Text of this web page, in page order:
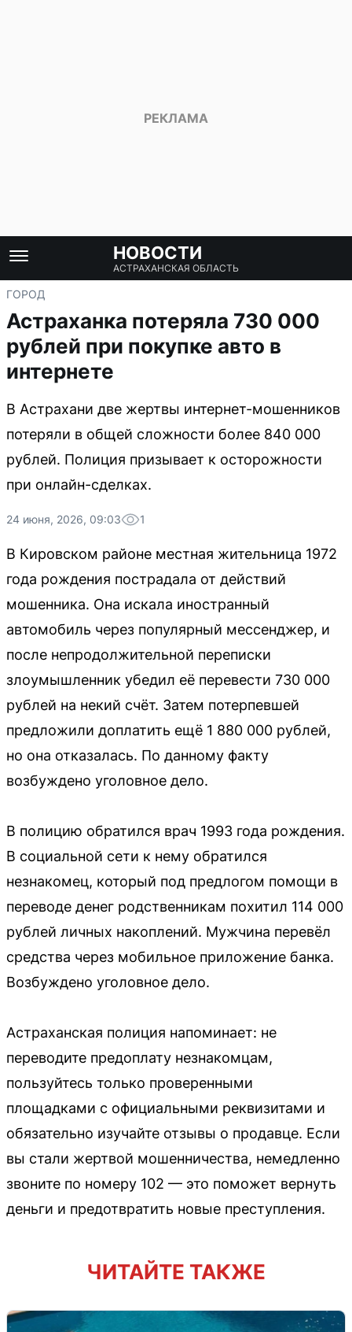
НОВОСТИ
АСТРАХАНСКАЯ ОБЛАСТЬ
ГОРОД
Астраханка потеряла 730 000
рублей при покупке авто в
интернете
В Астрахани две жертвы интернет-мошенников
потеряли в общей сложности более 840 000
рублей. Полиция призывает к осторожности
при онлайн-сделках.
24 июня, 2026, 09:03 1
В Кировском районе местная жительница 1972
года рождения пострадала от действий
мошенника. Она искала иностранный
автомобиль через популярный мессенджер, и
после непродолжительной переписки
злоумышленник убедил её перевести 730 000
рублей на некий счёт. Затем потерпевшей
предложили доплатить ещё 1 880 000 рублей,
но она отказалась. По данному факту
возбуждено уголовное дело.
В полицию обратился врач 1993 года рождения.
В социальной сети к нему обратился
незнакомец, который под предлогом помощи в
переводе денег родственникам похитил 114 000
рублей личных накоплений. Мужчина перевёл
средства через мобильное приложение банка.
Возбуждено уголовное дело.
Астраханская полиция напоминает: не
переводите предоплату незнакомцам,
пользуйтесь только проверенными
площадками с официальными реквизитами и
обязательно изучайте отзывы о продавце. Если
вы стали жертвой мошенничества, немедленно
звоните по номеру 102 — это поможет вернуть
деньги и предотвратить новые преступления.
ЧИТАЙТЕ ТАКЖЕ